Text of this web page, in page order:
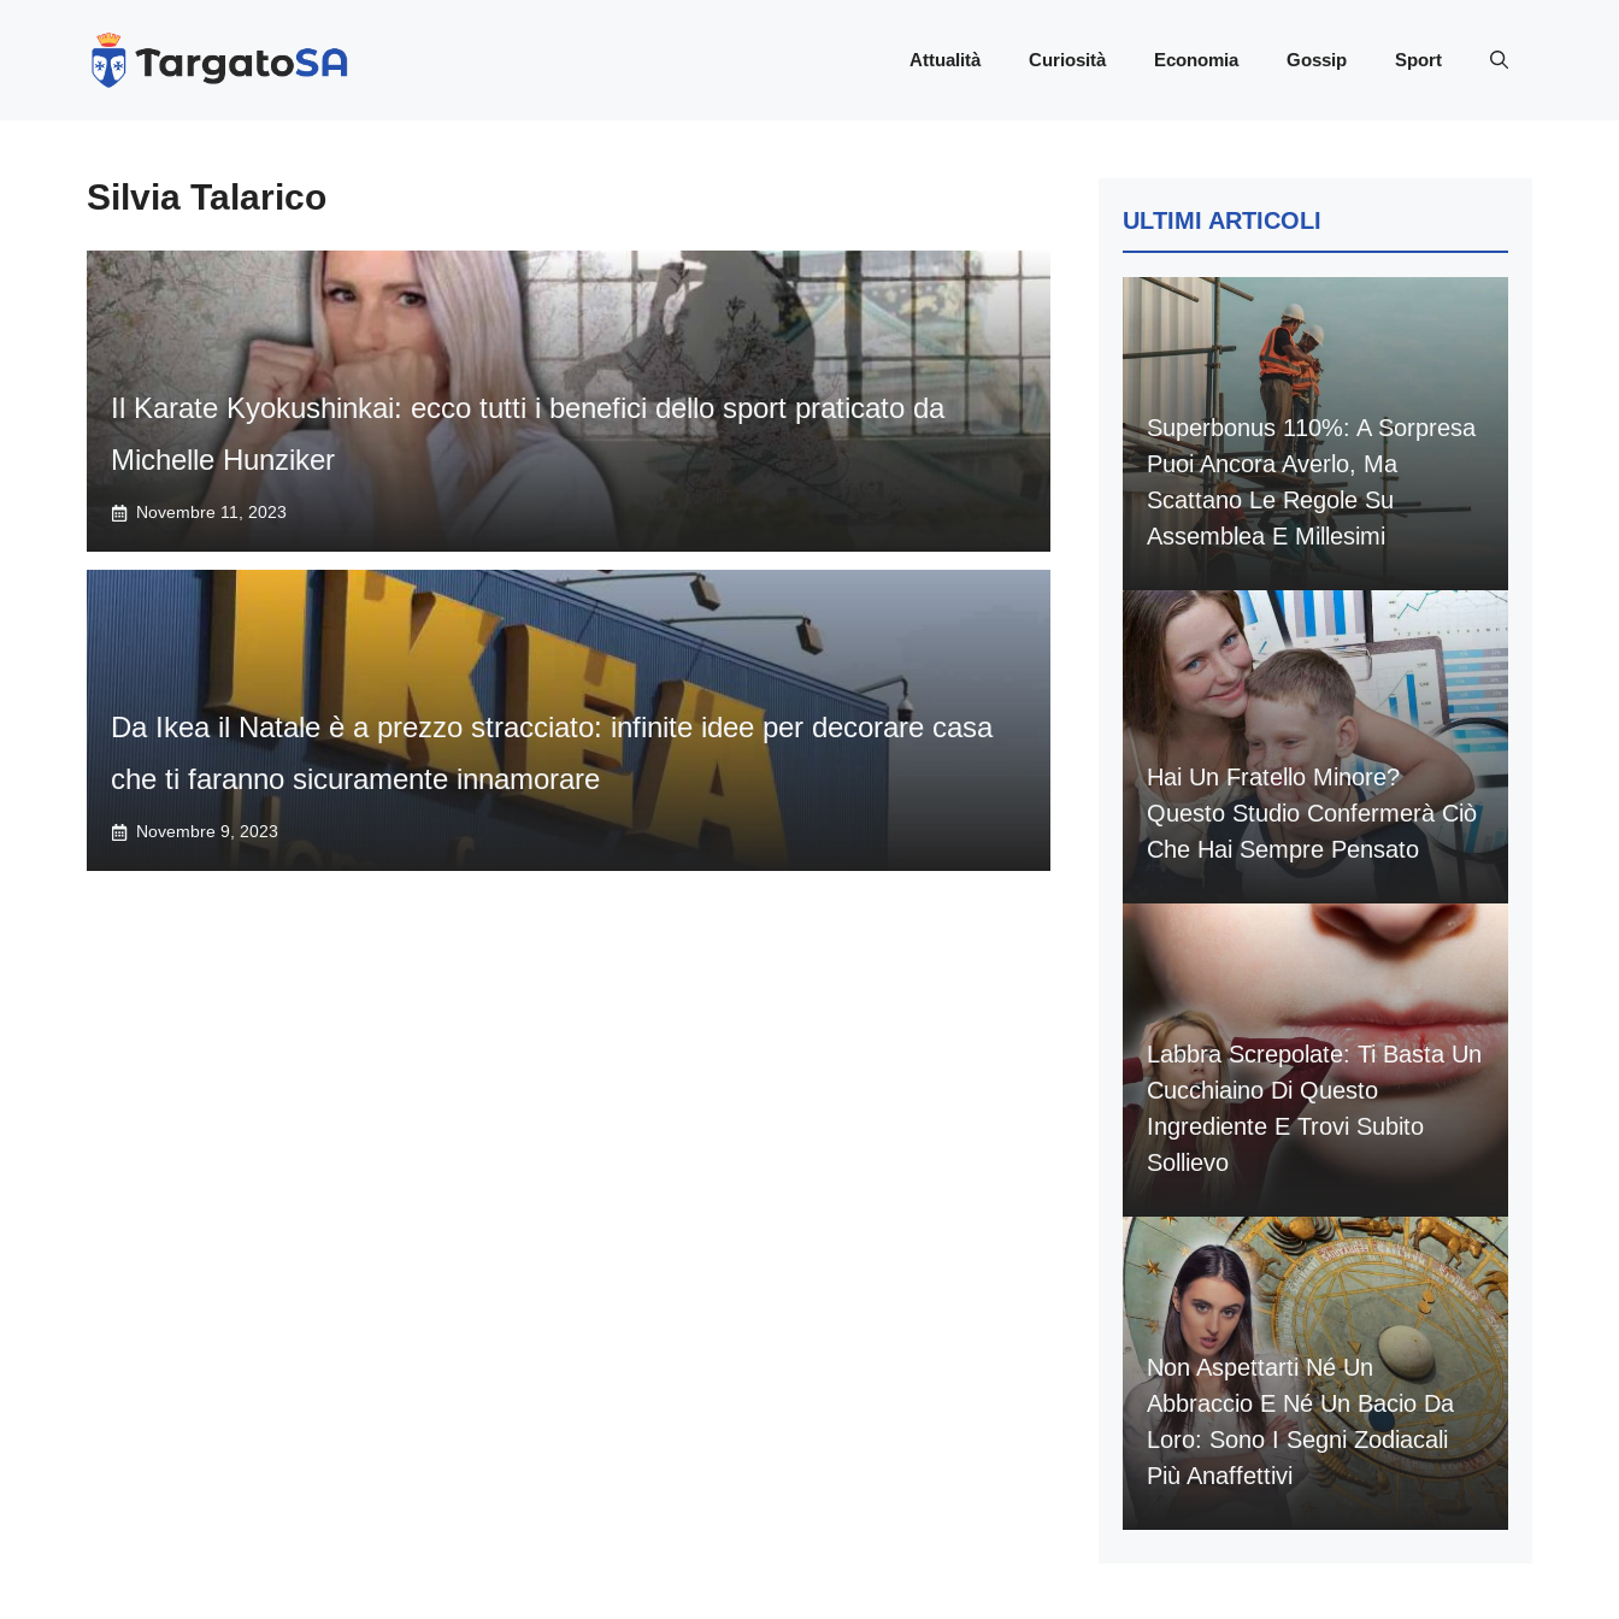
Attualità Curiosità Economia Gossip Sport
Silvia Talarico
Il Karate Kyokushinkai: ecco tutti i benefici dello sport praticato da
Michelle Hunziker
Novembre 11, 2023
Da Ikea il Natale è a prezzo stracciato: infinite idee per decorare casa
che ti faranno sicuramente innamorare
Novembre 9, 2023
ULTIMI ARTICOLI
Superbonus 110%: A Sorpresa
Puoi Ancora Averlo, Ma
Scattano Le Regole Su
Assemblea E Millesimi
Hai Un Fratello Minore?
Questo Studio Confermerà Ciò
Che Hai Sempre Pensato
Labbra Screpolate: Ti Basta Un
Cucchiaino Di Questo
Ingrediente E Trovi Subito
Sollievo
Non Aspettarti Né Un
Abbraccio E Né Un Bacio Da
Loro: Sono I Segni Zodiacali
Più Anaffettivi